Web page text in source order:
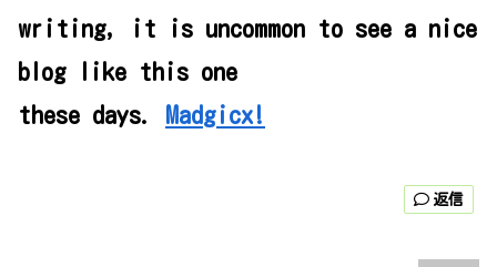
writing, it is uncommon to see a nice
blog like this one
these days.
Madgicx!
返信